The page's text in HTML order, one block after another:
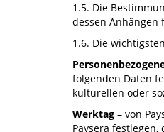
1.5. Die
dessen
1.6. Die
folgenden Daten
kulturellen oder
Werktag – von
Paysera